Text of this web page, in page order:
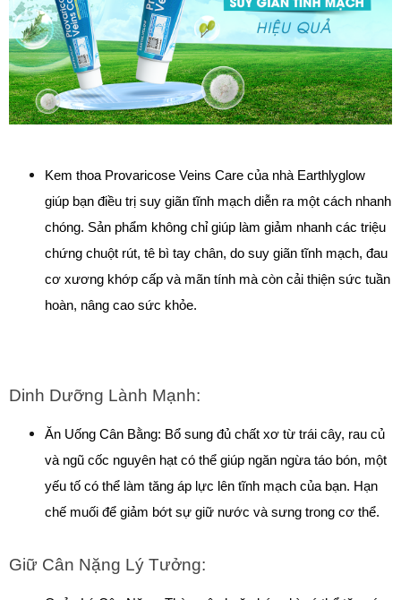
Kem thoa Provaricose Veins Care của nhà Earthlyglow
giúp bạn điều trị suy giãn tĩnh mạch diễn ra một cách nhanh
chóng. Sản phẩm không chỉ giúp làm giảm nhanh các triệu
chứng chuột rút, tê bì tay chân, do suy giãn tĩnh mạch, đau
cơ xương khớp cấp và mãn tính mà còn cải thiện sức tuần
hoàn, nâng cao sức khỏe.
Dinh Dưỡng Lành Mạnh:
Ăn Uống Cân Bằng: Bổ sung đủ chất xơ từ trái cây, rau củ
và ngũ cốc nguyên hạt có thể giúp ngăn ngừa táo bón, một
yếu tố có thể làm tăng áp lực lên tĩnh mạch của bạn. Hạn
chế muối để giảm bớt sự giữ nước và sưng trong cơ thể.
Giữ Cân Nặng Lý Tưởng: